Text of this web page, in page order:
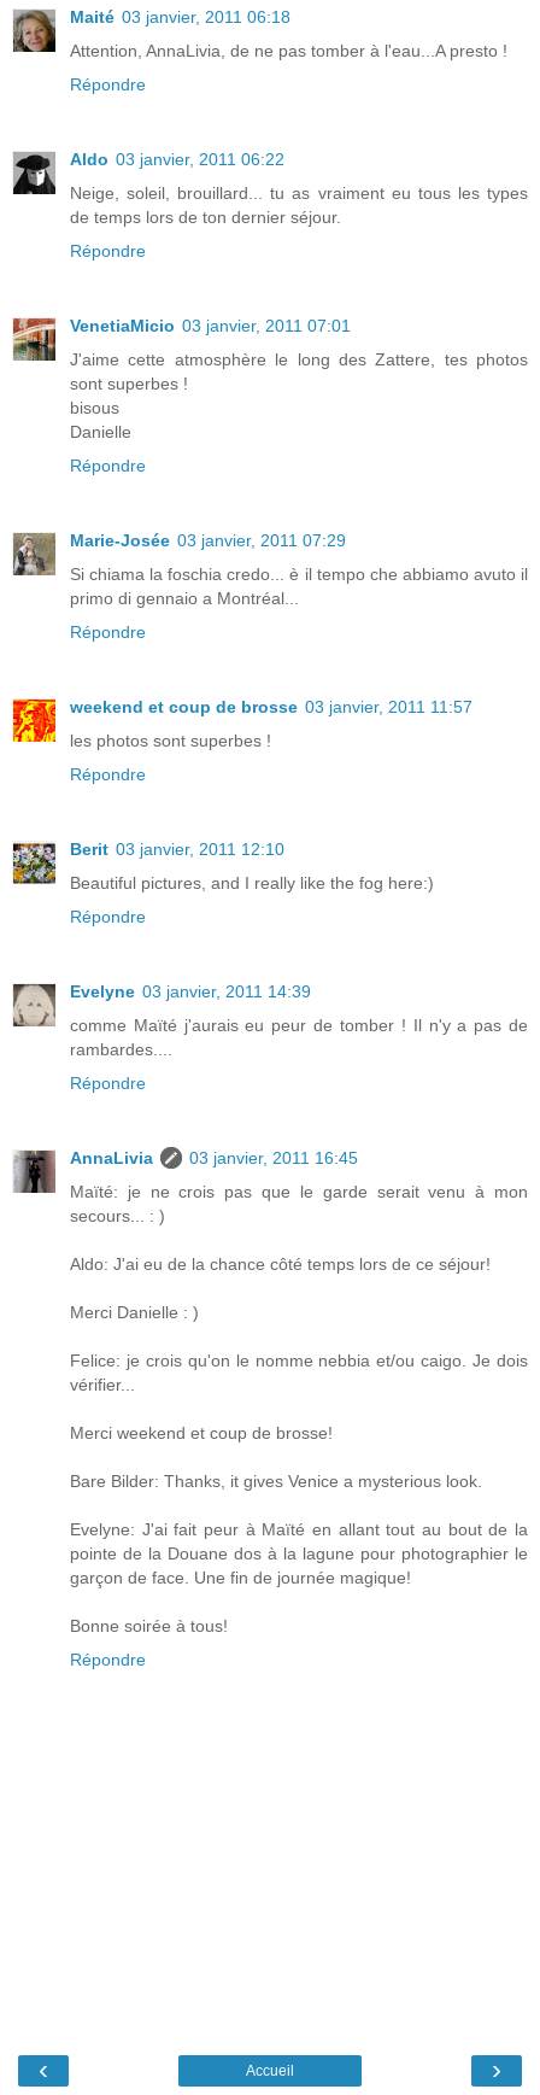
Maité 03 janvier, 2011 06:18
Attention, AnnaLivia, de ne pas tomber à l'eau...A presto !
Répondre
Aldo 03 janvier, 2011 06:22
Neige, soleil, brouillard... tu as vraiment eu tous les types
de temps lors de ton dernier séjour.
Répondre
VenetiaMicio 03 janvier, 2011 07:01
J'aime cette atmosphère le long des Zattere, tes photos
sont superbes !
bisous
Danielle
Répondre
Marie-Josée 03 janvier, 2011 07:29
Si chiama la foschia credo... è il tempo che abbiamo avuto il
primo di gennaio a Montréal...
Répondre
weekend et coup de brosse 03 janvier, 2011 11:57
les photos sont superbes !
Répondre
Berit 03 janvier, 2011 12:10
Beautiful pictures, and I really like the fog here:)
Répondre
Evelyne 03 janvier, 2011 14:39
comme Maïté j'aurais eu peur de tomber ! Il n'y a pas de
rambardes....
Répondre
AnnaLivia
03 janvier, 2011 16:45
Maïté: je ne crois pas que le garde serait venu à mon
secours... : )
Aldo: J'ai eu de la chance côté temps lors de ce séjour!
Merci Danielle : )
Felice: je crois qu'on le nomme nebbia et/ou caigo. Je dois
vérifier...
Merci weekend et coup de brosse!
Bare Bilder: Thanks, it gives Venice a mysterious look.
Evelyne: J'ai fait peur à Maïté en allant tout au bout de la
pointe de la Douane dos à la lagune pour photographier le
garçon de face. Une fin de journée magique!
Bonne soirée à tous!
Répondre
‹ ›
Accueil